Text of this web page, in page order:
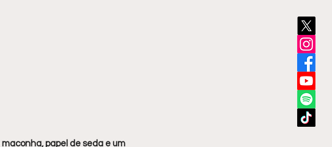
maconha, papel de seda e um